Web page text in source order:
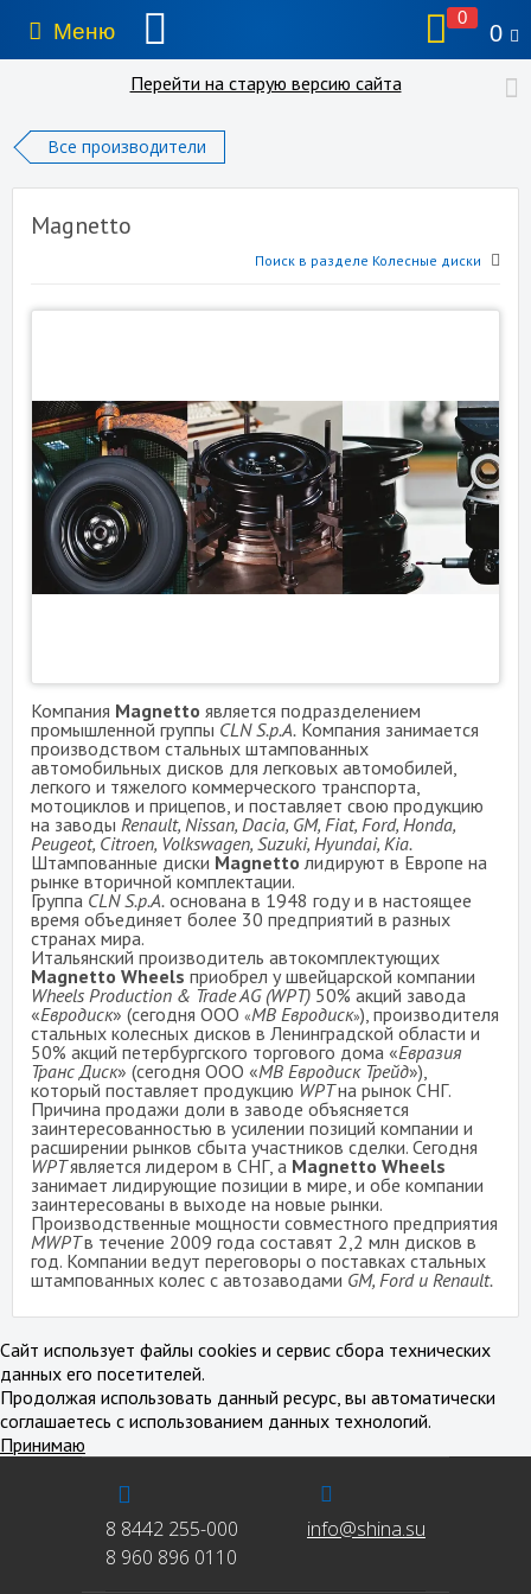
Меню
0
0
Перейти на старую версию сайта
Все производители
Magnetto
Поиск в разделе Колесные диски
Компания Magnetto является подразделением
промышленной группы CLN S.p.A. Компания занимается
производством стальных штампованных
автомобильных дисков для легковых автомобилей,
легкого и тяжелого коммерческого транспорта,
мотоциклов и прицепов, и поставляет свою продукцию
на заводы Renault, Nissan, Dacia, GM, Fiat, Ford, Honda,
Peugeot, Citroen, Volkswagen, Suzuki, Hyundai, Kia.
Штампованные диски Magnettoлидируют в Европе на
рынке вторичной комплектации.
Группа CLN S.p.A. основана в 1948 году и в настоящее
время объединяет более 30 предприятий в разных
странах мира.
Итальянский производитель автокомплектующих
Magnetto Wheels приобрел у швейцарской компании
Wheels Production & Trade AG (WPT) 50% акций завода
«Евродиск» (сегодня ООО «МВ Евродиск»), производителя
стальных колесных дисков в Ленинградской области и
50% акций петербургского торгового дома «Евразия
Транс Диск» (сегодня ООО «МВ Евродиск Трейд»),
который поставляет продукцию WPTна рынок СНГ.
Причина продажи доли в заводе объясняется
заинтересованностью в усилении позиций компании и
расширении рынков сбыта участников сделки. Сегодня
WPTявляется лидером в СНГ, а Magnetto Wheels
занимает лидирующие позиции в мире, и обе компании
заинтересованы в выходе на новые рынки.
Производственные мощности совместного предприятия
MWPTв течение 2009 года составят 2,2 млн дисков в
год. Компании ведут переговоры о поставках стальных
штампованных колес с автозаводами GM, Ford и Renault.
8 8442 255-000
8 960 896 0110
info@shina.su
Сайт использует файлы cookies и сервис сбора технических
данных его посетителей.
Продолжая использовать данный ресурс, вы автоматически
соглашаетесь с использованием данных технологий.
Принимаю